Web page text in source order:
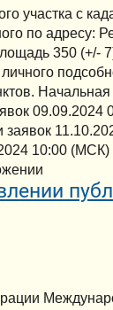
участка с
по адресу:
350 (+/-
09.09.2024
заявок
10:00 (МСК)